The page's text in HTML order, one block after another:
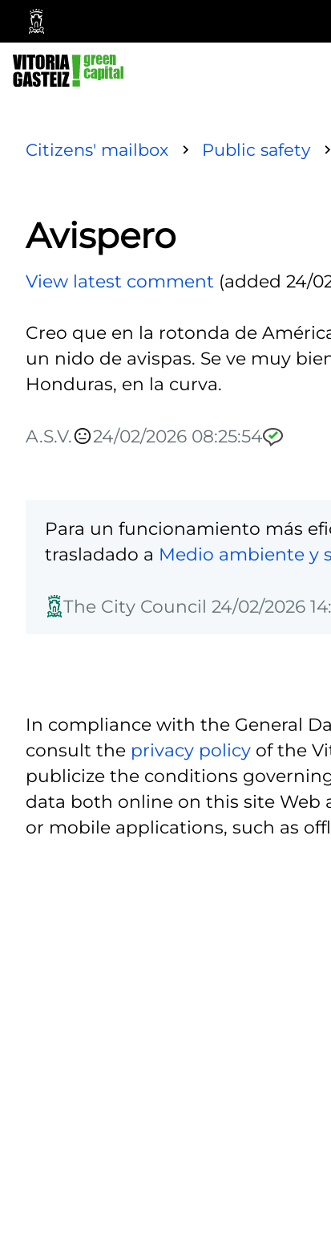
Vitoria-
Gasteiz
City
Council
Citizens' mailbox Public safety
Avispero
View latest comment (added 24/
Creo que en la rotonda de
un nido de avispas. Se ve muy
Honduras, en la curva.
A.S.V. 24/02/2026 08:25:54
Para un funcionamiento más
trasladado a Medio ambiente y
The City Council 24/02/2026
In compliance with the General
consult the privacy policy of the
publicize the conditions
data both online on this site Web
or mobile applications, such as